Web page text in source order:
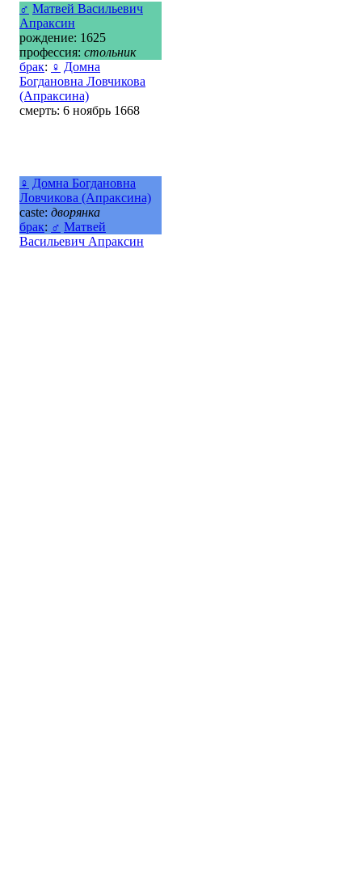
♂ Матвей Васильевич
Апраксин
рождение: 1625
профессия: стольник
брак: ♀ Домна
Богдановна Ловчикова
(Апраксина)
смерть: 6 ноябрь 1668
♀ Домна Богдановна
Ловчикова (Апраксина)
caste: дворянка
брак: ♂ Матвей
Васильевич Апраксин